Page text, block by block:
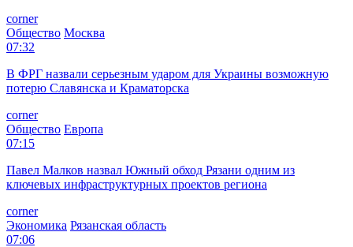
corner
Общество Москва
07:32
В ФРГ назвали серьезным ударом для Украины возможную
потерю Славянска и Краматорска
corner
Общество Европа
07:15
Павел Малков назвал Южный обход Рязани одним из
ключевых инфраструктурных проектов региона
corner
Экономика Рязанская область
07:06